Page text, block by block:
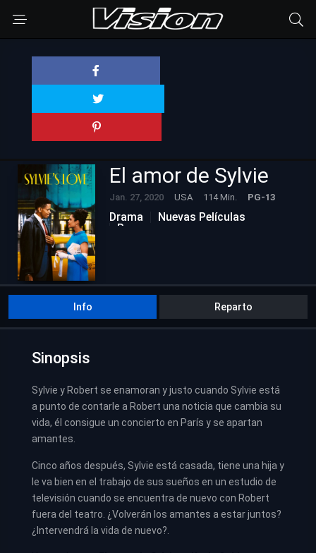
El amor de Sylvie
Jan. 27, 2020 USA 114 Min. PG-13
Drama
Nuevas Películas
Romance
Info Reparto
Sinopsis
Sylvie y Robert se enamoran y justo cuando Sylvie está
a punto de contarle a Robert una noticia que cambia su
vida, él consigue un concierto en París y se apartan
amantes.
Cinco años después, Sylvie está casada, tiene una hija y
le va bien en el trabajo de sus sueños en un estudio de
televisión cuando se encuentra de nuevo con Robert
fuera del teatro. ¿Volverán los amantes a estar juntos?
¿Intervendrá la vida de nuevo?.